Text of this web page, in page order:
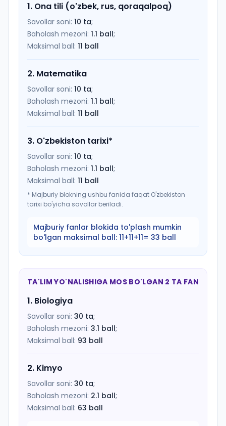
1. Ona tili (o'zbek, rus, qoraqalpoq)
Savollar soni: 10 ta;
Baholash mezoni: 1.1 ball;
Maksimal ball: 11 ball
2. Matematika
Savollar soni: 10 ta;
Baholash mezoni: 1.1 ball;
Maksimal ball: 11 ball
3. O'zbekiston tarixi*
Savollar soni: 10 ta;
Baholash mezoni: 1.1 ball;
Maksimal ball: 11 ball
* Majburiy blokning ushbu fanida faqat O'zbekiston
tarixi bo'yicha savollar beriladi.
Majburiy fanlar blokida to'plash mumkin
bo'lgan maksimal ball: 11+11+11= 33 ball
TA'LIM YO'NALISHIGA MOS BO'LGAN 2 TA FAN
1. Biologiya
Savollar soni: 30 ta;
Baholash mezoni: 3.1 ball;
Maksimal ball: 93 ball
2. Kimyo
Savollar soni: 30 ta;
Baholash mezoni: 2.1 ball;
Maksimal ball: 63 ball